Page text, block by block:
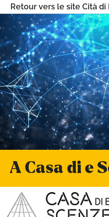
Retour vers le site Cità di
A Casa di e